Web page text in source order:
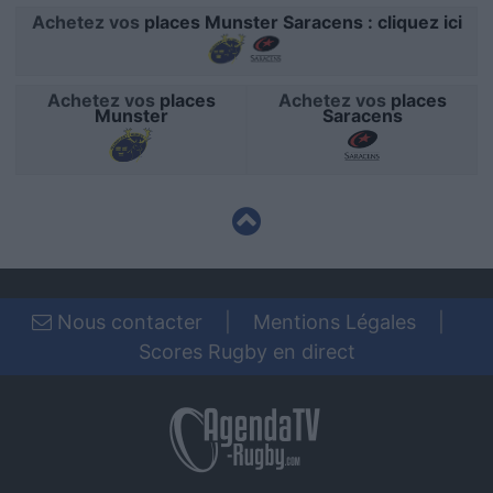
user protection.
Achetez vos places Munster Saracens : cliquez ici
Achetez vos places
Munster
Achetez vos places
Saracens
Nous contacter Mentions Légales
Scores Rugby en direct